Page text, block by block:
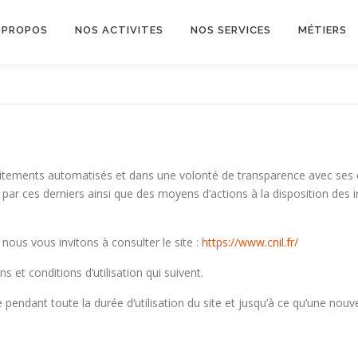
NOS ACTIVITES NOS SERVICES MÉTIERS
automatisés et dans une volonté de transparence avec ses
ces derniers ainsi que des moyens d’actions à la disposition des
vous invitons à consulter le site : https://www.cnil.fr/
et conditions d’utilisation qui suivent.
toute la durée d’utilisation du site et jusqu’à ce qu’une